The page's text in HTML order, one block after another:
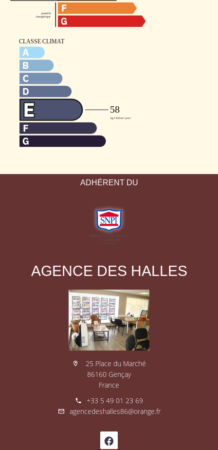
ADHÉRENT DU
AGENCE DES HALLES
25 Place du Marché
86160 Gençay
France
+33 5 49 01 23 69
agencedeshalles86@orange.fr